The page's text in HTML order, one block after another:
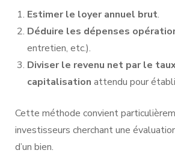
Estimer le loyer annuel brut.
Déduire les dépenses
entretien, etc.).
Diviser le revenu net par le
capitalisation attendu pour
Cette méthode convient
investisseurs cherchant une
d’un bien.